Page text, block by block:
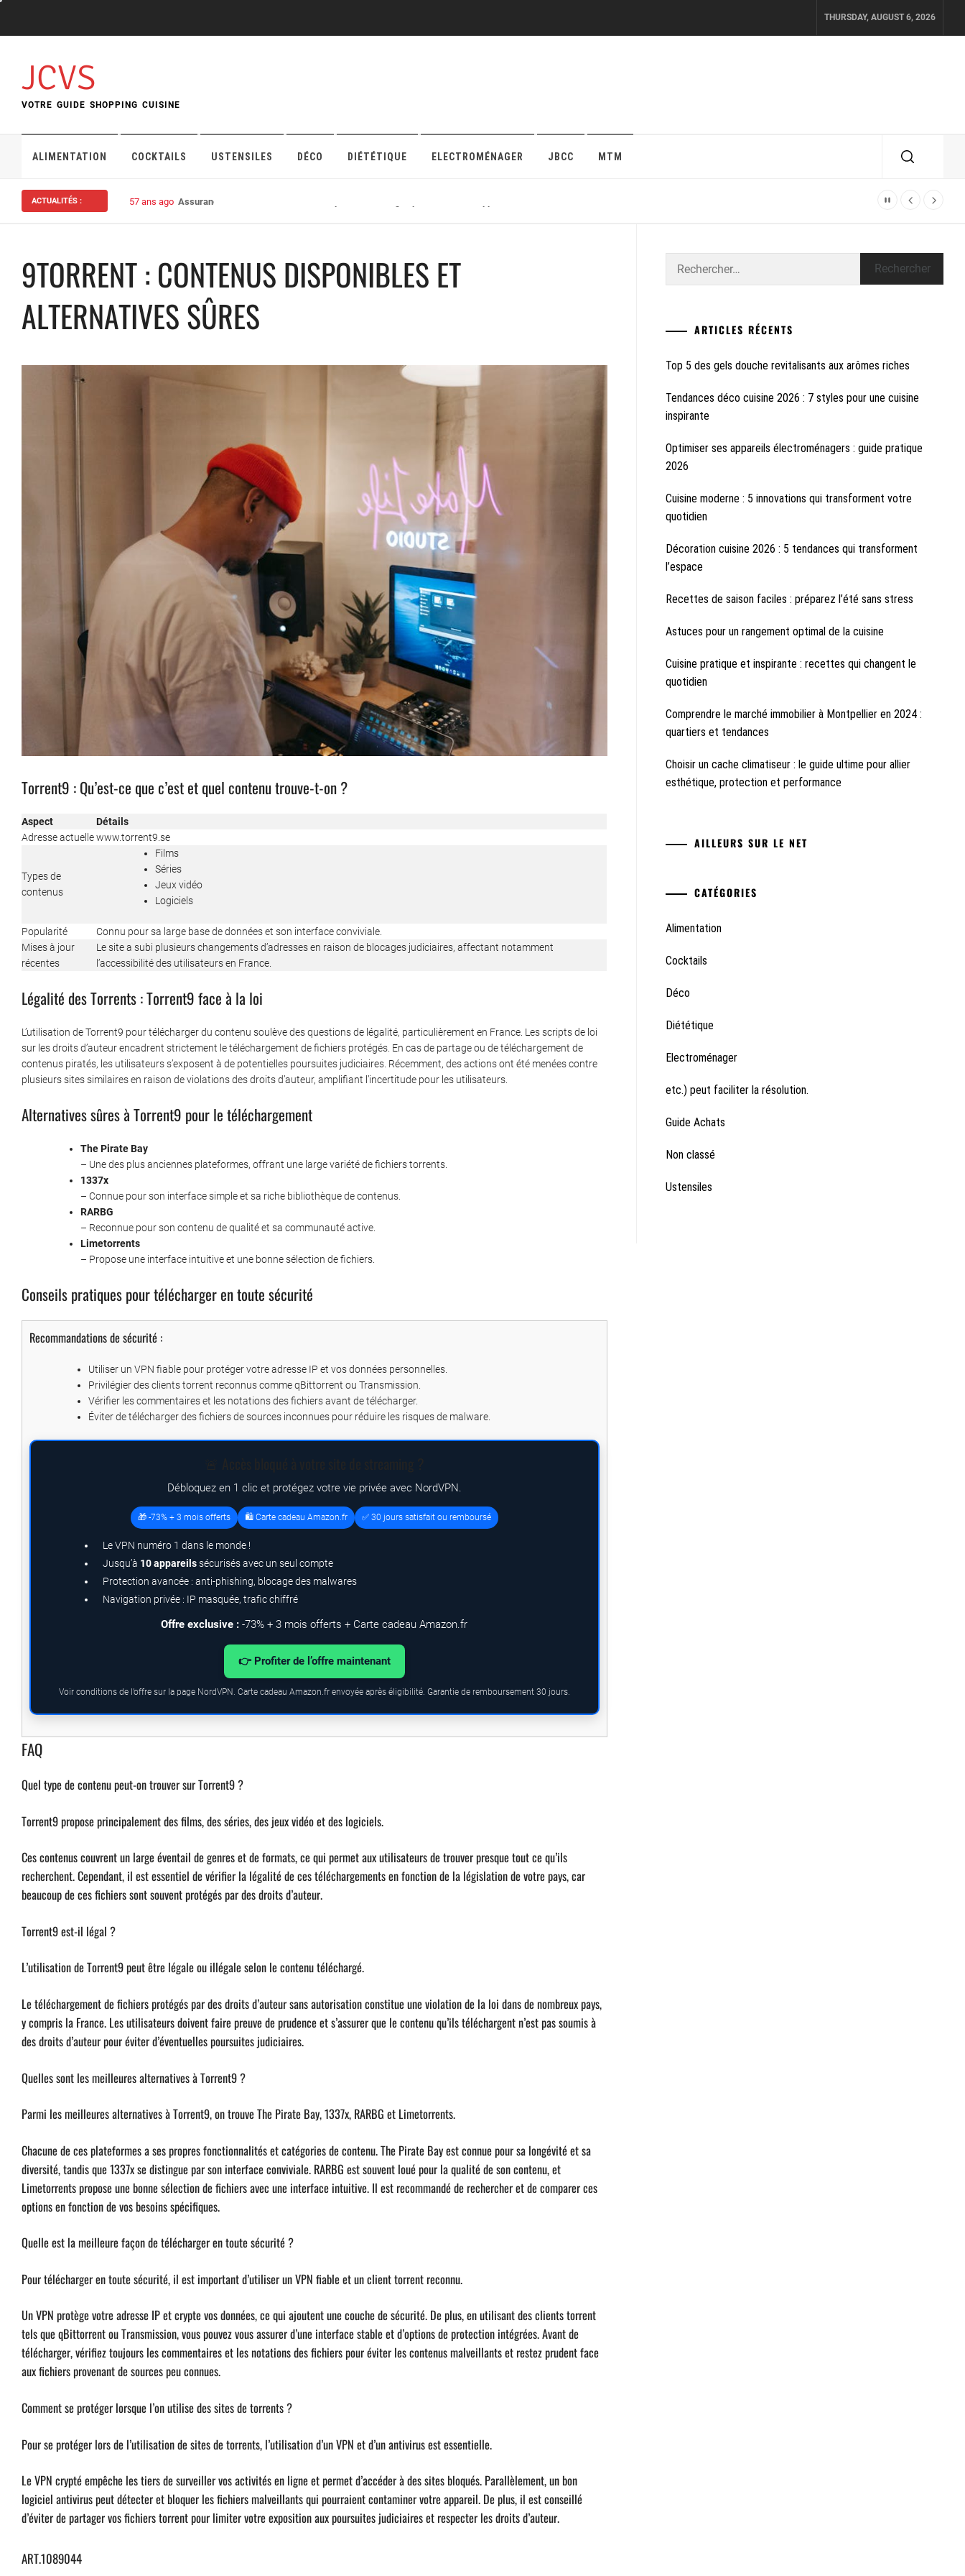
content
THURSDAY, AUGUST 6, 2026
JCVS
VOTRE GUIDE SHOPPING CUISINE
ALIMENTATION COCKTAILS USTENSILES DÉCO DIÉTÉTIQUE ELECTROMÉNAGER JBCC MTM
ACTUALITÉS : 57 ans ago Assurance habitation : bien choisir sa protection en ligne pour maison ou appartement
9TORRENT : CONTENUS DISPONIBLES ET
ALTERNATIVES SÛRES
Torrent9 : Qu’est-ce que c’est et quel contenu trouve-t-on ?
Aspect
Détails
Adresse actuellewww.torrent9.se
Types de
contenus
Films
Séries
Jeux vidéo
Logiciels
Popularité
Connu pour sa large base de données et son interface conviviale.
Mises à jour
récentes
Le site a subi plusieurs changements d’adresses en raison de blocages judiciaires, affectant notamment
l’accessibilité des utilisateurs en France.
Légalité des Torrents : Torrent9 face à la loi
L’utilisation de Torrent9 pour télécharger du contenu soulève des questions de légalité, particulièrement en France. Les scripts de loi
sur les droits d’auteur encadrent strictement le téléchargement de fichiers protégés. En cas de partage ou de téléchargement de
contenus piratés, les utilisateurs s’exposent à de potentielles poursuites judiciaires. Récemment, des actions ont été menées contre
plusieurs sites similaires en raison de violations des droits d’auteur, amplifiant l’incertitude pour les utilisateurs.
Alternatives sûres à Torrent9 pour le téléchargement
The Pirate Bay
– Une des plus anciennes plateformes, offrant une large variété de fichiers torrents.
1337x
– Connue pour son interface simple et sa riche bibliothèque de contenus.
RARBG
– Reconnue pour son contenu de qualité et sa communauté active.
Limetorrents
– Propose une interface intuitive et une bonne sélection de fichiers.
Conseils pratiques pour télécharger en toute sécurité
Recommandations de sécurité :
Utiliser un VPN fiable pour protéger votre adresse IP et vos données personnelles.
Privilégier des clients torrent reconnus comme qBittorrent ou Transmission.
Vérifier les commentaires et les notations des fichiers avant de télécharger.
Éviter de télécharger des fichiers de sources inconnues pour réduire les risques de malware.
Débloquez en 1 clic et protégez votre vie privée avec NordVPN.
🎁 -73% + 3 mois offerts 🛍️ Carte cadeau Amazon.fr ✅ 30 jours satisfait ou remboursé
Le VPN numéro 1 dans le monde !
Jusqu’à 10 appareilssécurisés avec un seul compte
Protection avancée : anti-phishing, blocage des malwares
Navigation privée : IP masquée, trafic chiffré
Offre exclusive : -73% + 3 mois offerts + Carte cadeau Amazon.fr
👉 Profiter de l’offre maintenant
Voir conditions de l’offre sur la page NordVPN. Carte cadeau Amazon.fr envoyée après éligibilité. Garantie de remboursement 30 jours.
FAQ
Quel type de contenu peut-on trouver sur Torrent9 ?
Torrent9 propose principalement des films, des séries, des jeux vidéo et des logiciels.
Ces contenus couvrent un large éventail de genres et de formats, ce qui permet aux utilisateurs de trouver presque tout ce qu’ils
recherchent. Cependant, il est essentiel de vérifier la légalité de ces téléchargements en fonction de la législation de votre pays, car
beaucoup de ces fichiers sont souvent protégés par des droits d’auteur.
Torrent9 est-il légal ?
L’utilisation de Torrent9 peut être légale ou illégale selon le contenu téléchargé.
Le téléchargement de fichiers protégés par des droits d’auteur sans autorisation constitue une violation de la loi dans de nombreux pays,
y compris la France. Les utilisateurs doivent faire preuve de prudence et s’assurer que le contenu qu’ils téléchargent n’est pas soumis à
des droits d’auteur pour éviter d’éventuelles poursuites judiciaires.
Quelles sont les meilleures alternatives à Torrent9 ?
Parmi les meilleures alternatives à Torrent9, on trouve The Pirate Bay, 1337x, RARBG et Limetorrents.
Chacune de ces plateformes a ses propres fonctionnalités et catégories de contenu. The Pirate Bay est connue pour sa longévité et sa
diversité, tandis que 1337x se distingue par son interface conviviale. RARBG est souvent loué pour la qualité de son contenu, et
Limetorrents propose une bonne sélection de fichiers avec une interface intuitive. Il est recommandé de rechercher et de comparer ces
options en fonction de vos besoins spécifiques.
Quelle est la meilleure façon de télécharger en toute sécurité ?
Pour télécharger en toute sécurité, il est important d’utiliser un VPN fiable et un client torrent reconnu.
Un VPN protège votre adresse IP et crypte vos données, ce qui ajoutent une couche de sécurité. De plus, en utilisant des clients torrent
tels que qBittorrent ou Transmission, vous pouvez vous assurer d’une interface stable et d’options de protection intégrées. Avant de
télécharger, vérifiez toujours les commentaires et les notations des fichiers pour éviter les contenus malveillants et restez prudent face
aux fichiers provenant de sources peu connues.
Comment se protéger lorsque l’on utilise des sites de torrents ?
Pour se protéger lors de l’utilisation de sites de torrents, l’utilisation d’un VPN et d’un antivirus est essentielle.
Le VPN crypté empêche les tiers de surveiller vos activités en ligne et permet d’accéder à des sites bloqués. Parallèlement, un bon
logiciel antivirus peut détecter et bloquer les fichiers malveillants qui pourraient contaminer votre appareil. De plus, il est conseillé
d’éviter de partager vos fichiers torrent pour limiter votre exposition aux poursuites judiciaires et respecter les droits d’auteur.
ART.1089044
ARTICLES RÉCENTS
Top 5 des gels douche revitalisants aux arômes riches
Tendances déco cuisine 2026 : 7 styles pour une cuisine
inspirante
Optimiser ses appareils électroménagers : guide pratique
2026
Cuisine moderne : 5 innovations qui transforment votre
quotidien
Décoration cuisine 2026 : 5 tendances qui transforment
l’espace
Recettes de saison faciles : préparez l’été sans stress
Astuces pour un rangement optimal de la cuisine
Cuisine pratique et inspirante : recettes qui changent le
quotidien
Comprendre le marché immobilier à Montpellier en 2024 :
quartiers et tendances
Choisir un cache climatiseur : le guide ultime pour allier
esthétique, protection et performance
AILLEURS SUR LE NET
CATÉGORIES
Alimentation
Cocktails
Déco
Diététique
Electroménager
etc.) peut faciliter la résolution.
Guide Achats
Non classé
Ustensiles